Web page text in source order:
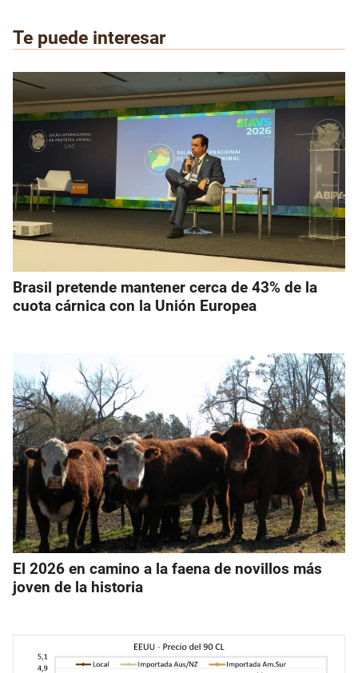
Te puede interesar
Brasil pretende mantener cerca de 43% de la
cuota cárnica con la Unión Europea
El 2026 en camino a la faena de novillos más
joven de la historia